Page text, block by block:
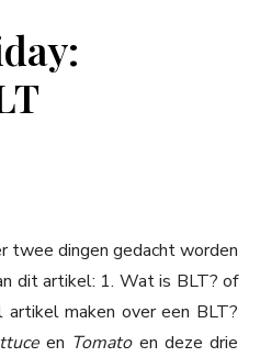
twee dingen gedacht worden
dit artikel: 1. Wat is BLT? of
artikel maken over een BLT?
en Tomato en deze drie